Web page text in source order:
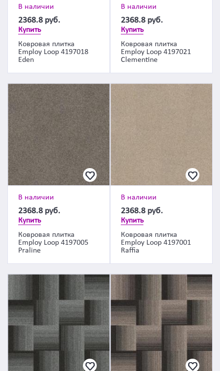
В наличии
2368.8 руб.
Купить
Ковровая плитка
Employ Loop 4197018
Eden
В наличии
2368.8 руб.
Купить
Ковровая плитка
Employ Loop 4197021
Clementine
В наличии
2368.8 руб.
Купить
Ковровая плитка
Employ Loop 4197005
Praline
В наличии
2368.8 руб.
Купить
Ковровая плитка
Employ Loop 4197001
Raffia